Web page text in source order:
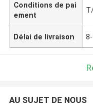
Conditions de pai
ement
Délai de livraison
AU SUJET DE NOUS